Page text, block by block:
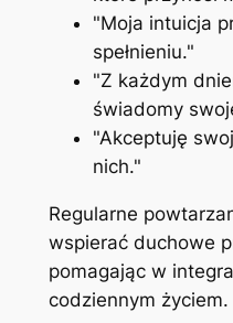
"Moja intuicja
spełnieniu."
"Z każdym
świadomy
"Akceptuję
nich."
Regularne
wspierać duchowe
pomagając w
codziennym życiem.